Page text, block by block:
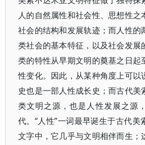
人的自然属性和社会性、思想性之
社会的结构和发展轨迹；而人性的
类社会的基本特征，以及社会发展
类的特性从早期文明的奠基之日起
性变化。因此，从某种角度上可以
史也是一部人性成长史；而古代美
类文明之源，也是人性发展之源
代。“人性”一词最早诞生于古代美
文字中，它几乎与文明相伴而生；